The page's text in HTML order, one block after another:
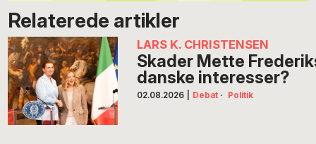
Relaterede artikler
LARS K. CHRISTENSEN
Skader Mette
danske interesser?
02.08.2026 Debat · Politik